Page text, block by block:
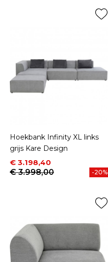
Hoekbank Infinity XL links
grijs Kare Design
Prijs
€ 3.198,40
Normale prijs
€ 3.998,00
-20%